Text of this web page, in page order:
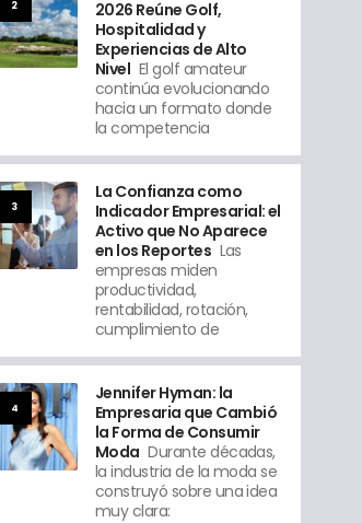
2
2026 Reúne Golf,
Hospitalidad y
Experiencias de Alto
Nivel El golf amateur
continúa evolucionando
hacia un formato donde
la competencia
3
La Confianza como
Indicador Empresarial: el
Activo que No Aparece
en los Reportes Las
empresas miden
productividad,
rentabilidad, rotación,
cumplimiento de
4
Jennifer Hyman: la
Empresaria que Cambió
la Forma de Consumir
Moda Durante décadas,
la industria de la moda se
construyó sobre una idea
muy clara: